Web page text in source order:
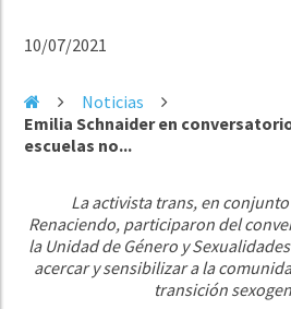
10/07/2021
Noticias
Emilia Schnaider en
escuelas no...
La activista trans, en
Renaciendo, participaron del
la Unidad de Género y
acercar y sensibilizar a la
transición